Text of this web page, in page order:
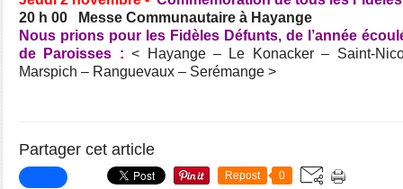
20 h 00 Messe Communautaire à Hayange
Nous prions pour les Fidèles Défunts, de l’année
de Paroisses :< Hayange – Le Konacker – Saint-
Marspich – Ranguevaux – Serémange >
Partager cet article
Repost 0